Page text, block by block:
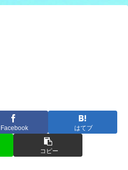
Facebook はてブ
コピー